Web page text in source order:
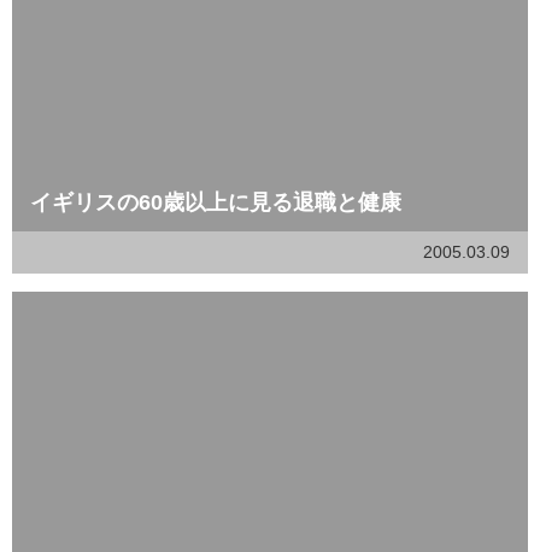
イギリスの60歳以上に見る退職と健康
2005.03.09